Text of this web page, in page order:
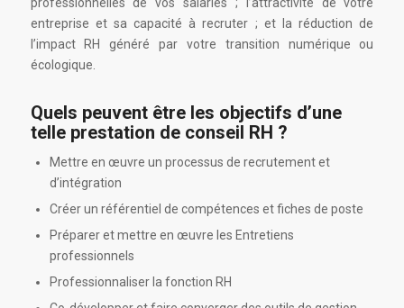
professionnelles de vos salariés ; l’attractivité de votre
entreprise et sa capacité à recruter ; et la réduction de
l’impact RH généré par votre transition numérique ou
écologique.
Quels peuvent être les objectifs d’une
telle prestation de conseil RH ?
Mettre en œuvre un processus de recrutement et
d’intégration
Créer un référentiel de compétences et fiches de poste
Préparer et mettre en œuvre les Entretiens
professionnels
Professionnaliser la fonction RH